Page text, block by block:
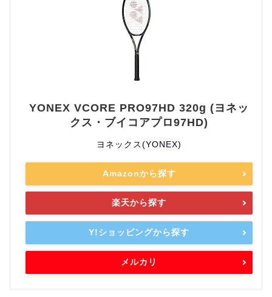
YONEX VCORE PRO97HD 320g (ヨネッ
クス・ブイコアプロ97HD)
ヨネックス(YONEX)
Amazonから探す
楽天から探す
Y!ショッピングから探す
メルカリ